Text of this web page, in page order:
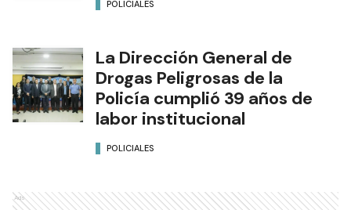
POLICIALES
La Dirección General de
Drogas Peligrosas de la
Policía cumplió 39 años de
labor institucional
POLICIALES
Ads